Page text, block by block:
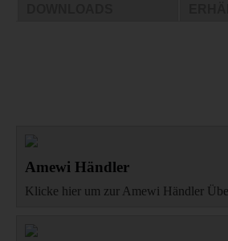
Amewi Händler
Klicke hier um zur Amewi Händler